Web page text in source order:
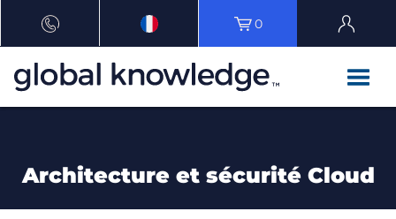
0
Architecture et sécurité Cloud